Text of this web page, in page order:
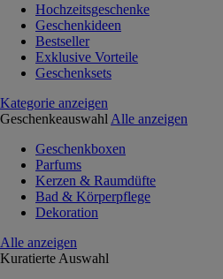
Hochzeitsgeschenke
Geschenkideen
Bestseller
Exklusive Vorteile
Geschenksets
Kategorie anzeigen
Geschenkeauswahl Alle anzeigen
Geschenkboxen
Parfums
Kerzen & Raumdüfte
Bad & Körperpflege
Dekoration
Alle anzeigen
Kuratierte Auswahl